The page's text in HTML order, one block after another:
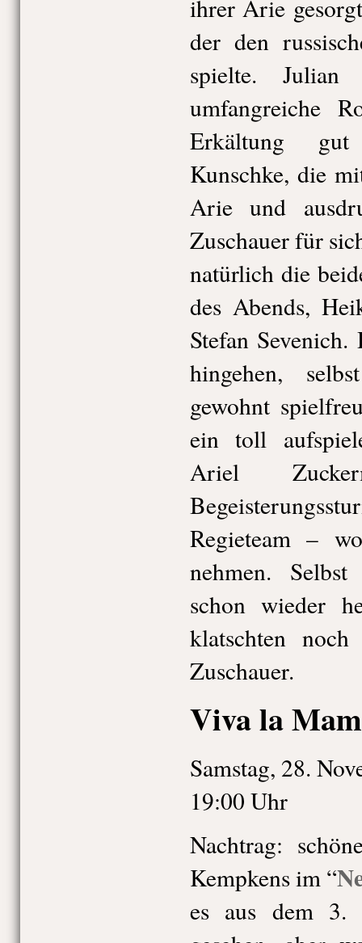
ihrer Arie
der den
spielte.
umfangreiche
Erkältung gut
Kunschke, die
Arie und
Zuschauer für
natürlich die
des Abends,
Stefan
hingehen,
gewohnt
ein toll
Ariel
Regieteam –
nehmen.
schon wieder
klatschten
Zuschauer.
Viva la
Samstag, 28.
19:00 Uhr
Nachtrag:
Kempkens im “
es aus dem 3.